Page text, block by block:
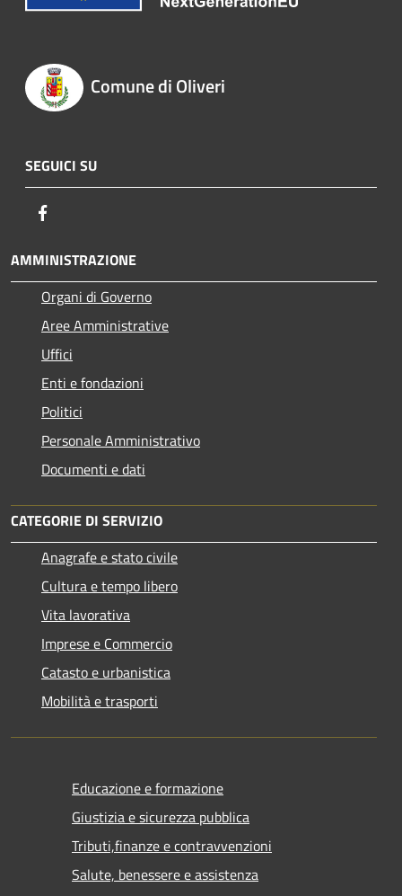
Comune di Oliveri
SEGUICI SU
AMMINISTRAZIONE
Organi di Governo
Aree Amministrative
Uffici
Enti e fondazioni
Politici
Personale Amministrativo
Documenti e dati
CATEGORIE DI SERVIZIO
Anagrafe e stato civile
Cultura e tempo libero
Vita lavorativa
Imprese e Commercio
Catasto e urbanistica
Mobilità e trasporti
Educazione e formazione
Giustizia e sicurezza pubblica
Tributi,finanze e contravvenzioni
Salute, benessere e assistenza